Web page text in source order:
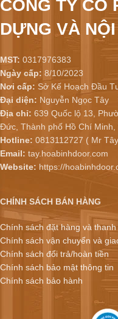
CÔNG TY CỔ
DỰNG VÀ
MST: 0317976383
Ngày cấp: 8/10/2023
Nơi cấp: Sở Kế Hoạch Đầu
Đại diện: Nguyễn Ngọc Tây
Địa chỉ: 639 Quốc lộ 13,
Đức, Thành phố Hồ Chí Minh,
Hotline: 0813112727 ( Mr
Email: tay.hoabinhdoor.com
Website: https://
CHÍNH SÁCH BÁN HÀNG
Chính sách đặt hàng và thanh
Chính sách vận chuyển và
Chính sách đổi trả/hoàn tiền
Chính sách bảo mật thông tin
Chính sách bảo hành